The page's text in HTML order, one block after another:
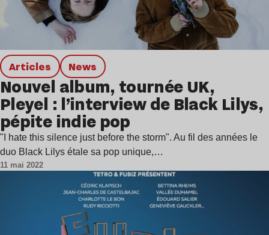
Articles news
Nouvel album, tournée UK,
Pleyel : l’interview de Black Lilys,
pépite indie pop
"I hate this silence just before the storm". Au fil des années le
duo Black Lilys étale sa pop unique,…
11 mai 2022